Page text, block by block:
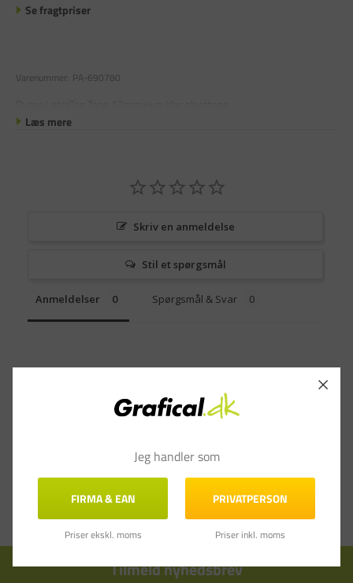
Se fragtpriser
Varenummer: PA-690780
Læs mere
Skriv en anmeldelse
Stil et spørgsmål
Anmeldelser Spørgsmål & Svar
Tilmeld nyhedsbrev
Jeg handler som
FIRMA & EAN
Priser ekskl. moms
PRIVATPERSON
Priser inkl. moms